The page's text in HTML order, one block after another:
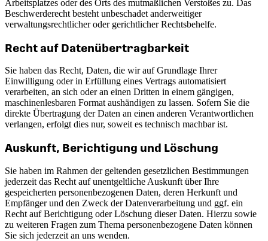
Arbeitsplatzes oder des Orts des mutmaßlichen Verstoßes zu. Das
Beschwerderecht besteht unbeschadet anderweitiger
verwaltungsrechtlicher oder gerichtlicher Rechtsbehelfe.
Recht auf Daten­übertrag­barkeit
Sie haben das Recht, Daten, die wir auf Grundlage Ihrer
Einwilligung oder in Erfüllung eines Vertrags automatisiert
verarbeiten, an sich oder an einen Dritten in einem gängigen,
maschinenlesbaren Format aushändigen zu lassen. Sofern Sie die
direkte Übertragung der Daten an einen anderen Verantwortlichen
verlangen, erfolgt dies nur, soweit es technisch machbar ist.
Auskunft, Berichtigung und Löschung
Sie haben im Rahmen der geltenden gesetzlichen Bestimmungen
jederzeit das Recht auf unentgeltliche Auskunft über Ihre
gespeicherten personenbezogenen Daten, deren Herkunft und
Empfänger und den Zweck der Datenverarbeitung und ggf. ein
Recht auf Berichtigung oder Löschung dieser Daten. Hierzu sowie
zu weiteren Fragen zum Thema personenbezogene Daten können
Sie sich jederzeit an uns wenden.